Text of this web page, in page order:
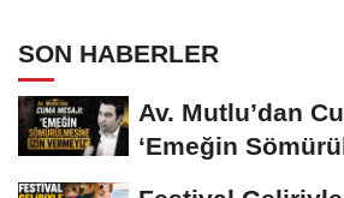
SON HABERLER
Av. Mutlu’dan
‘Emeğin